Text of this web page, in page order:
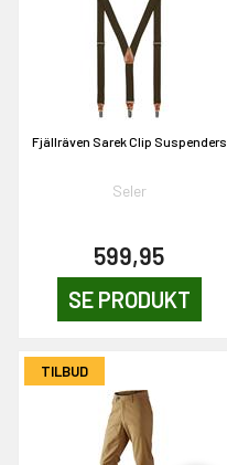
Fjällräven Sarek Clip Suspenders
Seler
599,95
SE PRODUKT
TILBUD
om et gavekort på